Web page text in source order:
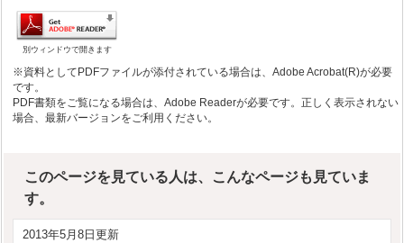
別ウィンドウで開きます
※資料としてPDFファイルが添付されている場合は、Adobe Acrobat(R)が必要
です。
PDF書類をご覧になる場合は、Adobe Readerが必要です。正しく表示されない
場合、最新バージョンをご利用ください。
このページを見ている人は、こんなページも見ていま
す。
2013年5月8日更新